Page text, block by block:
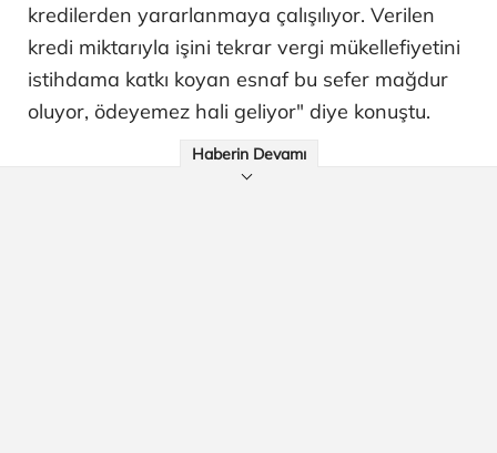
kredilerden yararlanmaya çalışılıyor. Verilen
kredi miktarıyla işini tekrar vergi mükellefiyetini
istihdama katkı koyan esnaf bu sefer mağdur
oluyor, ödeyemez hali geliyor" diye konuştu.
Haberin Devamı